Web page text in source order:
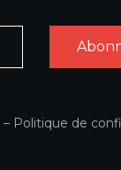
Politique de